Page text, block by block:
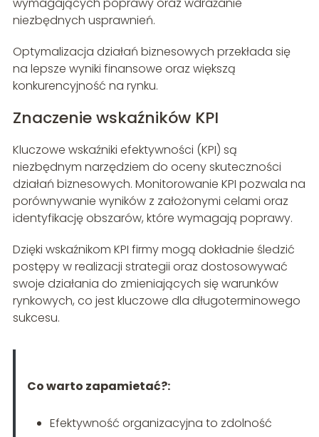
wymagających poprawy oraz wdrażanie
niezbędnych usprawnień.
Optymalizacja działań biznesowych przekłada się
na lepsze wyniki finansowe oraz większą
konkurencyjność na rynku.
Znaczenie wskaźników KPI
Kluczowe wskaźniki efektywności (KPI) są
niezbędnym narzędziem do oceny skuteczności
działań biznesowych. Monitorowanie KPI pozwala na
porównywanie wyników z założonymi celami oraz
identyfikację obszarów, które wymagają poprawy.
Dzięki wskaźnikom KPI firmy mogą dokładnie śledzić
postępy w realizacji strategii oraz dostosowywać
swoje działania do zmieniających się warunków
rynkowych, co jest kluczowe dla długoterminowego
sukcesu.
Co warto zapamietać?:
Efektywność organizacyjna to zdolność